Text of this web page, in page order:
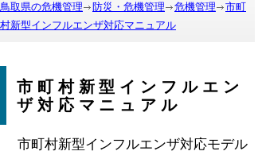
鳥取県の危機管理
防災・危機管理 危機管理
市町
村新型インフルエンザ対応マニュアル
市町村新型インフルエン
ザ対応マニュアル
市町村新型インフルエンザ対応モデル